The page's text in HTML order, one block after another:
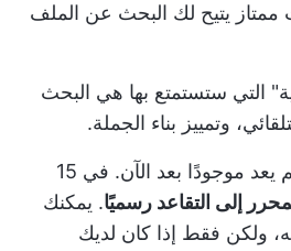
يتيح لك البحث عن الملف
التي ستستمتع بها هي البحث
وتمييز بناء الجملة.
المشكلة في Atom؟ لم يعد موجودًا بعد الآن. في 15
إلى التقاعد رسميًا. يمكنك
ولكن فقط إذا كان لديك